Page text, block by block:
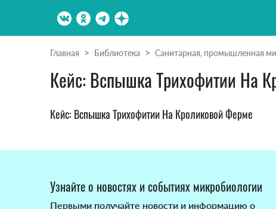
Главная Библиотека Санитарная, промышленная
Кейс: Вспышка Трихофитии На
Кейс: Вспышка Трихофитии На Кроликовой Ферме
Узнайте о новостях и событиях микробиологии
Первыми получайте новости и информацию о